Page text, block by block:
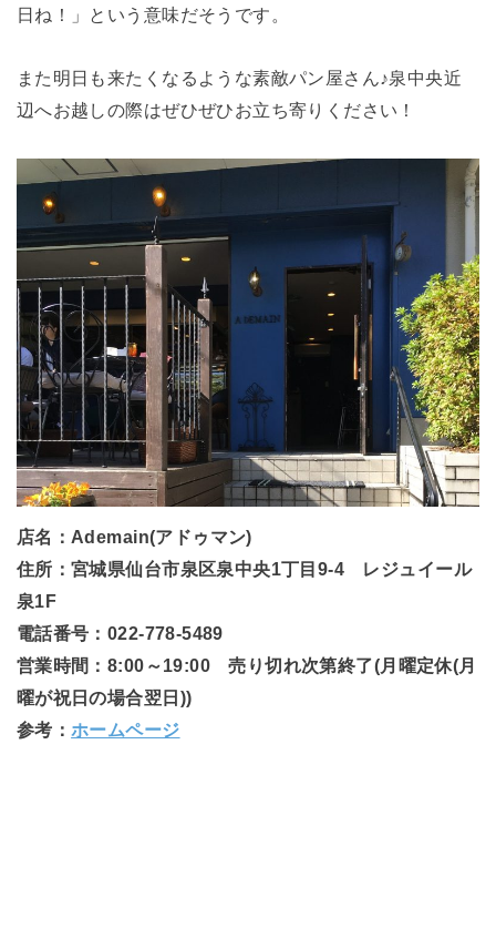
日ね！」という意味だそうです。
また明日も来たくなるような素敵パン屋さん♪泉中央近
辺へお越しの際はぜひぜひお立ち寄りください！
店名：Ademain(アドゥマン)
住所：宮城県仙台市泉区泉中央1丁目9-4 レジュイール
泉1F
電話番号：022-778-5489
営業時間：8:00～19:00 売り切れ次第終了(月曜定休(月
曜が祝日の場合翌日))
参考：ホームページ